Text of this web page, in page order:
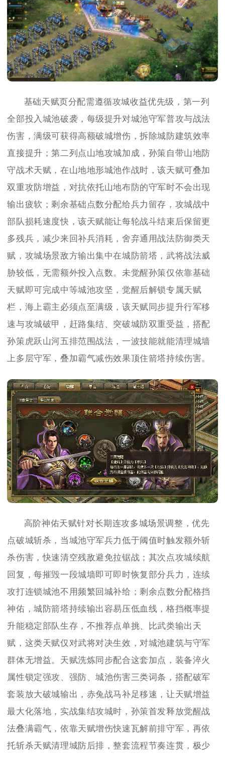
基础天赋页分配需遵循攻城收益优先级，第一列
全部投入城池破袭，每级提升对城池守军普攻与战法
伤害，满级可获得高额破城增伤，拆除城防建筑效率
直接提升；第二列点山地攻城加成，孙策自带山地防
守战术天赋，在山地地形城池作战时，该天赋可叠加
双重攻防增益，对抗依托山地布防的守军时不会出现
输出疲软；剩余基础点数分配给兵力留存，攻城战中
部队损耗速度快，该天赋能让每轮战斗结束后保留更
多残兵，减少来回补兵消耗，舍弃通用战法防御类天
赋，攻城场景敌方输出集中在城防箭塔，武将战法威
胁较低，无需额外投入点数。未觉醒孙策仅依靠基础
天赋即可完成中等城池攻坚，觉醒后解锁专属天赋
栏，海上霸主必须点至满级，该天赋同步提升行军移
速与攻城破甲，赶路集结、突破城防双重受益，搭配
孙策虎跃山河五排范围战法，一波技能就能清理城墙
上多层守军，叠加霸气减伤效果顶住箭塔持续伤害。
高阶神佑天赋针对长期连攻多城场景调整，优先
点破城斩杀，当城池守军兵力低于阈值时触发额外斩
杀伤害，快速清空残敌避免拉锯战；其次点攻城续航
回复，每摧毁一段城墙即可即时恢复部分兵力，连续
攻打连锁城池不用频繁回城补给；剩余点数分配格挡
神佑，城防箭塔持续输出容易压低血线，格挡概率提
升能稳定部队生存，不推荐点单挑、比武类输出天
赋，这类天赋仅对武将对决生效，对城池建筑与守军
群体无增益。天赋洗炼同步配合这套加点，装备淬火
属性锁定强攻、强防、城池伤害三类词条，搭配破军
套装放大破城输出，赤兔战马补足移速，让天赋增益
最大化落地，实战集结攻城时，孙策首发释放觉醒战
法叠满霸气，依靠天赋增伤快速瓦解前排守军，再依
托斩杀天赋清理城防后排，整套流程节奏连贯，极少